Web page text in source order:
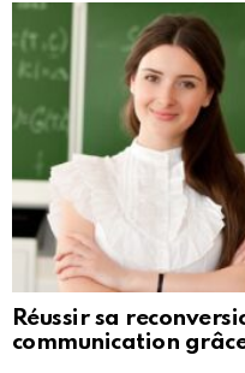
Réussir sa
communication